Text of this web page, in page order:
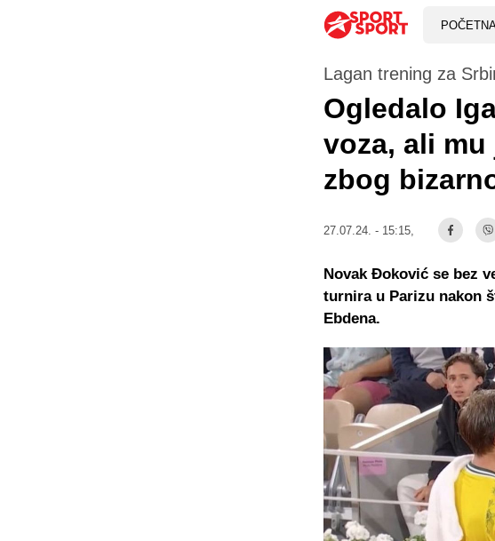
Lagan trening za
Ogledalo
voza, ali
zbog
27.07.24. - 15:15,
Novak Đoković se bez
turnira u Parizu nakon
Ebdena.